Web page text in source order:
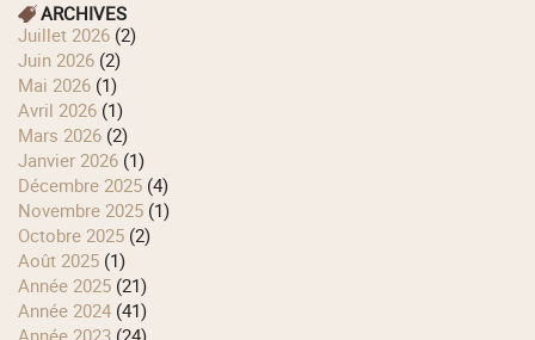
ARCHIVES
juillet 2026 (2)
juin 2026 (2)
mai 2026 (1)
avril 2026 (1)
mars 2026 (2)
janvier 2026 (1)
décembre 2025 (4)
novembre 2025 (1)
octobre 2025 (2)
août 2025 (1)
année 2025 (21)
année 2024 (41)